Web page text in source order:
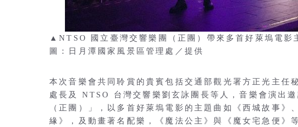
▲NTSO 國立臺灣交響樂團（正團）帶來多首好萊塢電
圖：日月潭國家風景區管理處／提供
本次音樂會共同聆賞的貴賓包括交通部觀光署方正光主任
處長及 NTSO 台灣交響樂劉玄詠團長等人，音樂會演出
（正團）」，以多首好萊塢電影的主題曲如《西城故事》
緣》，及動畫著名配樂，《魔法公主》與《魔女宅急便》